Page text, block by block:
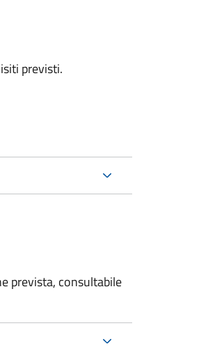
previsti.
prevista, consultabile